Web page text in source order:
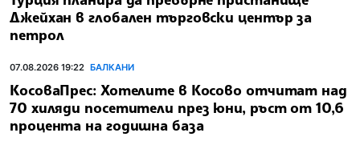
Джейхан в глобален търговски център за
петрол
07.08.2026 19:22 БАЛКАНИ
КосоваПрес: Хотелите в Косово отчитат над
70 хиляди посетители през юни, ръст от 10,6
процента на годишна база